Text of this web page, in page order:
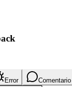
Error Comentario